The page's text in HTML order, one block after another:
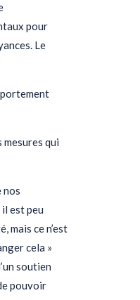
pour
Le
mesures qui
nos
est peu
mais ce n’est
cela »
soutien
pouvoir